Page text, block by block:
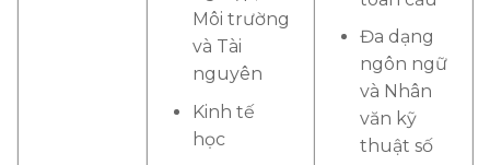
Môi trường
và Tài
nguyên
Kinh tế
học
Đa dạng
ngôn ngữ
và Nhân
văn kỹ
thuật số